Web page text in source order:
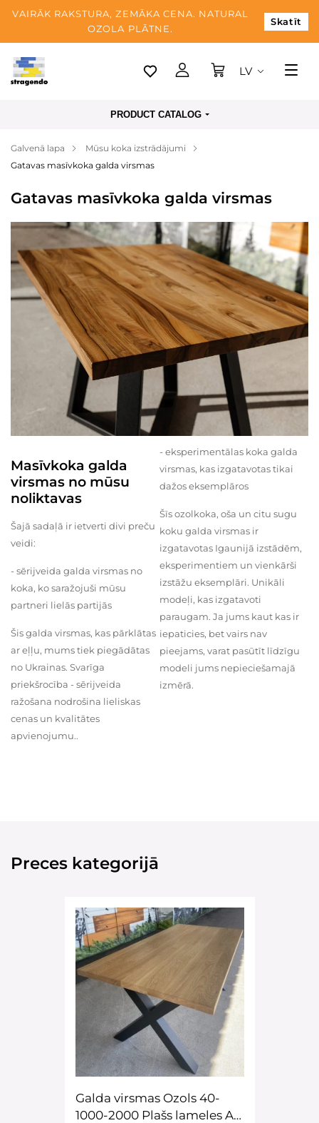
VAIRĀK RAKSTURA, ZEMĀKA CENA. NATURAL
OZOLA PLĀTNE.
Skatīt
Tallina
Apmaksa
Blogs
Kontaktinformācija
LV
PRODUCT CATALOG
Galvenā lapa
Mūsu koka izstrādājumi
Gatavas masīvkoka galda virsmas
Gatavas masīvkoka galda virsmas
Masīvkoka galda
virsmas no mūsu
noliktavas
Šajā sadaļā ir ietverti divi preču
veidi:
- sērijveida galda virsmas no
koka, ko saražojuši mūsu
partneri lielās partijās
Šis galda virsmas, kas pārklātas
ar eļļu, mums tiek piegādātas
no Ukrainas. Svarīga
priekšrocība - sērijveida
ražošana nodrošina lieliskas
cenas un kvalitātes
apvienojumu..
- eksperimentālas koka galda
virsmas, kas izgatavotas tikai
dažos eksemplāros
Šīs ozolkoka, oša un citu sugu
koku galda virsmas ir
izgatavotas Igaunijā izstādēm,
eksperimentiem un vienkārši
izstāžu eksemplāri. Unikāli
modeļi, kas izgatavoti
paraugam. Ja jums kaut kas ir
iepaticies, bet vairs nav
pieejams, varat pasūtīt līdzīgu
modeli jums nepieciešamajā
izmērā.
Preces kategorijā
Galda virsmas Ozols 40-
1000-2000 Plašs lameles AB